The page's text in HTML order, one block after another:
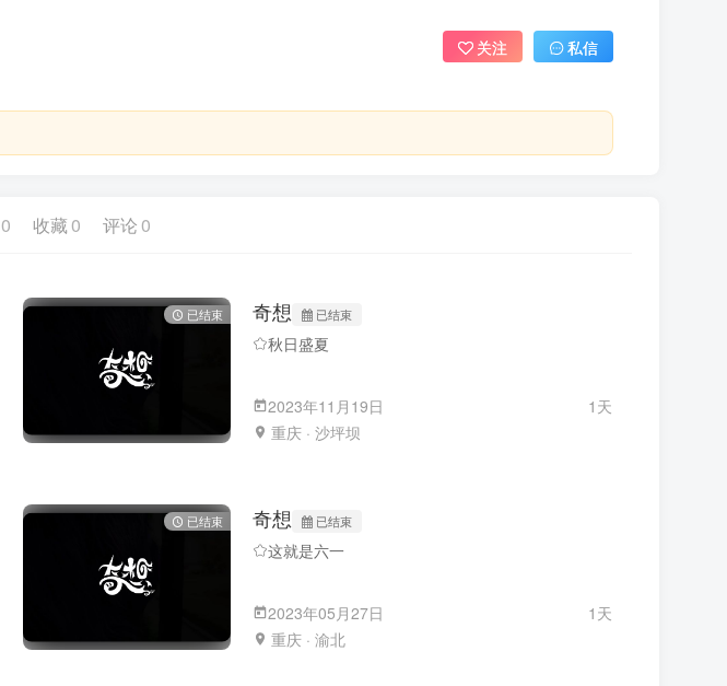
关注 私信
0 收藏 0 评论 0
已结束 奇想 已结束
秋日盛夏
2023年11月19日
1天
重庆 · 沙坪坝
已结束 奇想 已结束
这就是六一
2023年05月27日
1天
重庆 · 渝北